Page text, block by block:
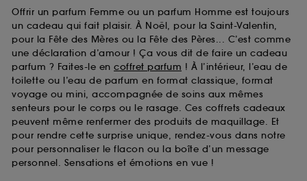
Offrir un parfum Femme ou un parfum Homme est toujours
un cadeau qui fait plaisir. À Noël, pour la Saint-Valentin,
pour la Fête des Mères ou la Fête des Pères... C’est comme
une déclaration d’amour ! Ça vous dit de faire un cadeau
parfum ? Faites-le en coffret parfum ! À l’intérieur, l’eau de
toilette ou l’eau de parfum en format classique, format
voyage ou mini, accompagnée de soins aux mêmes
senteurs pour le corps ou le rasage. Ces coffrets cadeaux
peuvent même renfermer des produits de maquillage. Et
pour rendre cette surprise unique, rendez-vous dans notre
pour personnaliser le flacon ou la boîte d’un message
personnel. Sensations et émotions en vue !